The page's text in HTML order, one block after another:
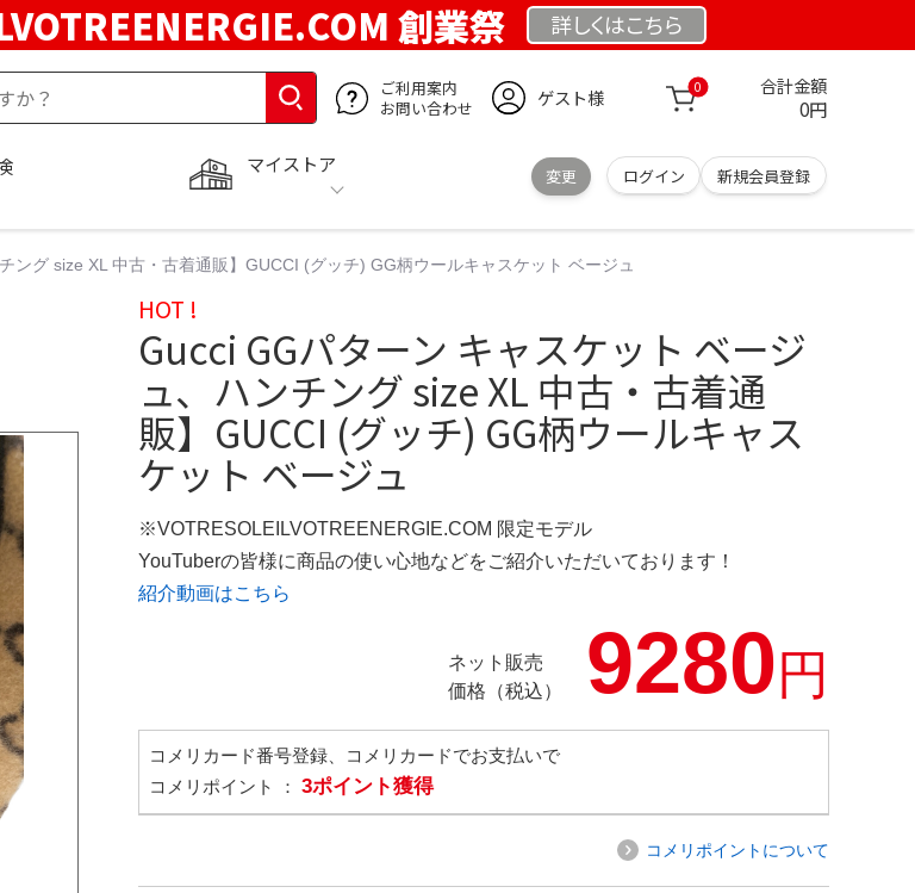
創業祭 詳しくはこちら
ご利用案内
お問い合わせ
ゲスト様 0 合計金額
0円
マイストア
変更 ログイン 新規会員登録
ング size XL 中古・古着通販】GUCCI (グッチ) GG柄ウールキャスケット ベージュ
HOT !
Gucci GGパターン キャスケット ベージ
ュ、ハンチング size XL 中古・古着通
販】GUCCI (グッチ) GG柄ウールキャス
ケット ベージュ
※VOTRESOLEILVOTREENERGIE.COM 限定モデル
YouTuberの皆様に商品の使い心地などをご紹介いただいております！
紹介動画はこちら
ネット販売
価格（税込）
9280円
コメリカード番号登録、コメリカードでお支払いで
コメリポイント ： 3ポイント獲得
コメリポイントについて